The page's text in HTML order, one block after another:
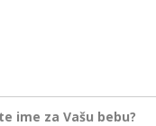
ime za Vašu bebu?